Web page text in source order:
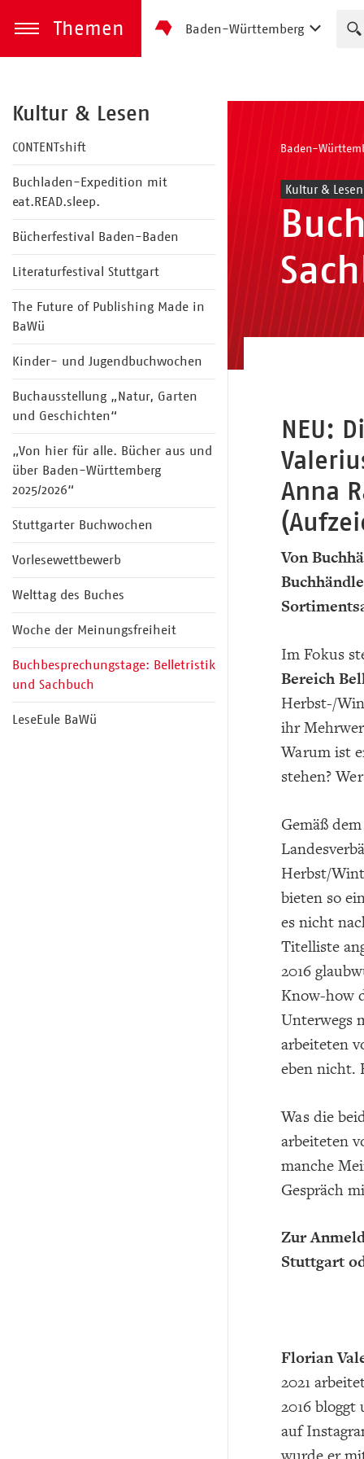
zum Inhalt springen
Themen
Menü öffnen
Baden-Württemberg
Kultur & Lesen
CONTENTshift
Buchladen-Expedition mit
eat.READ.sleep.
Bücherfestival Baden-Baden
Literaturfestival Stuttgart
The Future of Publishing Made in
BaWü
Kinder- und Jugendbuchwochen
Buchausstellung „Natur, Garten
und Geschichten“
„Von hier für alle. Bücher aus und
über Baden-Württemberg
2025/2026“
Stuttgarter Buchwochen
Vorlesewettbewerb
Welttag des Buches
Woche der Meinungsfreiheit
Buchbesprechungstage: Belletristik
und Sachbuch
LeseEule BaWü
Baden-
Kultur & Lesen
NEU:
Anna
Von
Im Fokus
Bereich
Herbst-/
ihr
Warum ist
stehen?
Gemäß
Herbst/
bieten so
es nicht
Titelliste
2016
Know-how
Unterwegs
arbeiteten
eben nicht.
Was die
arbeiteten
manche
Gespräch
Zur
Stuttgart
Florian
2021
2016
auf